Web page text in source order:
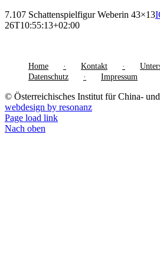
7.107 Schattenspielfigur Weberin 43×13
26T10:55:13+02:00
Home Kontakt
Datenschutz
Impressum
© Österreichisches Institut für China-
webdesign by resonanz
Page load link
Nach oben